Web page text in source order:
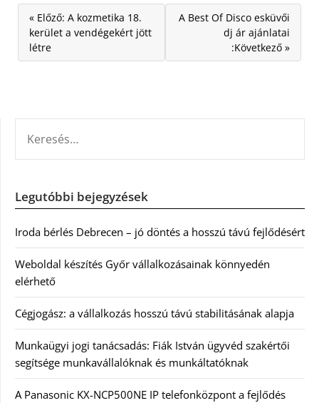
« Előző: A kozmetika 18.
kerület a vendégekért jött
létre
A Best Of Disco esküvői
dj ár ajánlatai
:Következő »
Legutóbbi bejegyzések
Iroda bérlés Debrecen – jó döntés a hosszú távú fejlődésért
Weboldal készítés Győr vállalkozásainak könnyedén
elérhető
Cégjogász: a vállalkozás hosszú távú stabilitásának alapja
Munkaügyi jogi tanácsadás: Fiák István ügyvéd szakértői
segítsége munkavállalóknak és munkáltatóknak
A Panasonic KX-NCP500NE IP telefonközpont a fejlődés